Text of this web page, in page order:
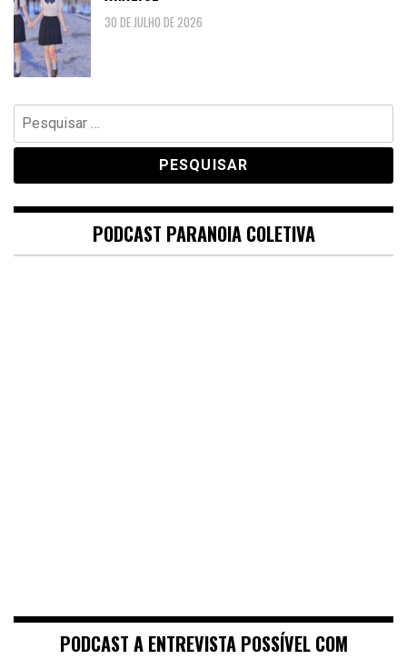
30 DE JULHO DE 2026
Pesquisar
por:
PODCAST PARANOIA COLETIVA
PODCAST A ENTREVISTA POSSÍVEL COM